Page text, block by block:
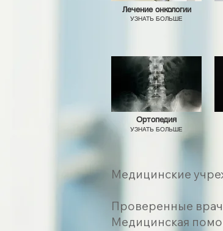
Лечение онкологии
УЗНАТЬ БОЛЬШЕ
Ортопедия
УЗНАТЬ БОЛЬШЕ
Медицинские
Проверенные
Медицинская